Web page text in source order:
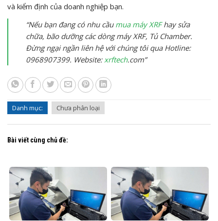
và kiểm định của doanh nghiệp bạn.
“Nếu bạn đang có nhu cầu mua máy XRFhay sửa
chữa, bão dưỡng các dòng máy XRF, Tủ Chamber.
Đừng ngại ngần liên hệ với chúng tôi qua Hotline:
0968907399. Website: xrftech.com”
Danh mục: Chưa phân loại
Bài viết cùng chủ đề: